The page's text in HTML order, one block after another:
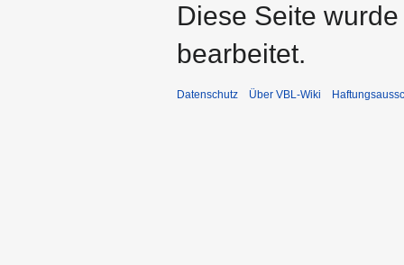
Diese Seite
bearbeitet.
Datenschutz Über VBL-Wiki